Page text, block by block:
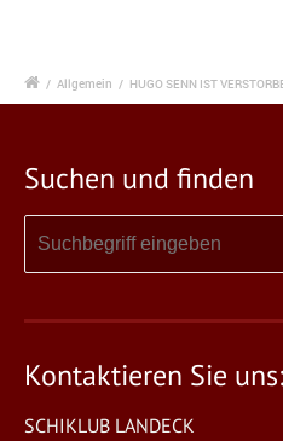
/ Allgemein / HUGO SENN IST
Suchen und finden
Kontaktieren Sie uns:
SCHIKLUB LANDECK